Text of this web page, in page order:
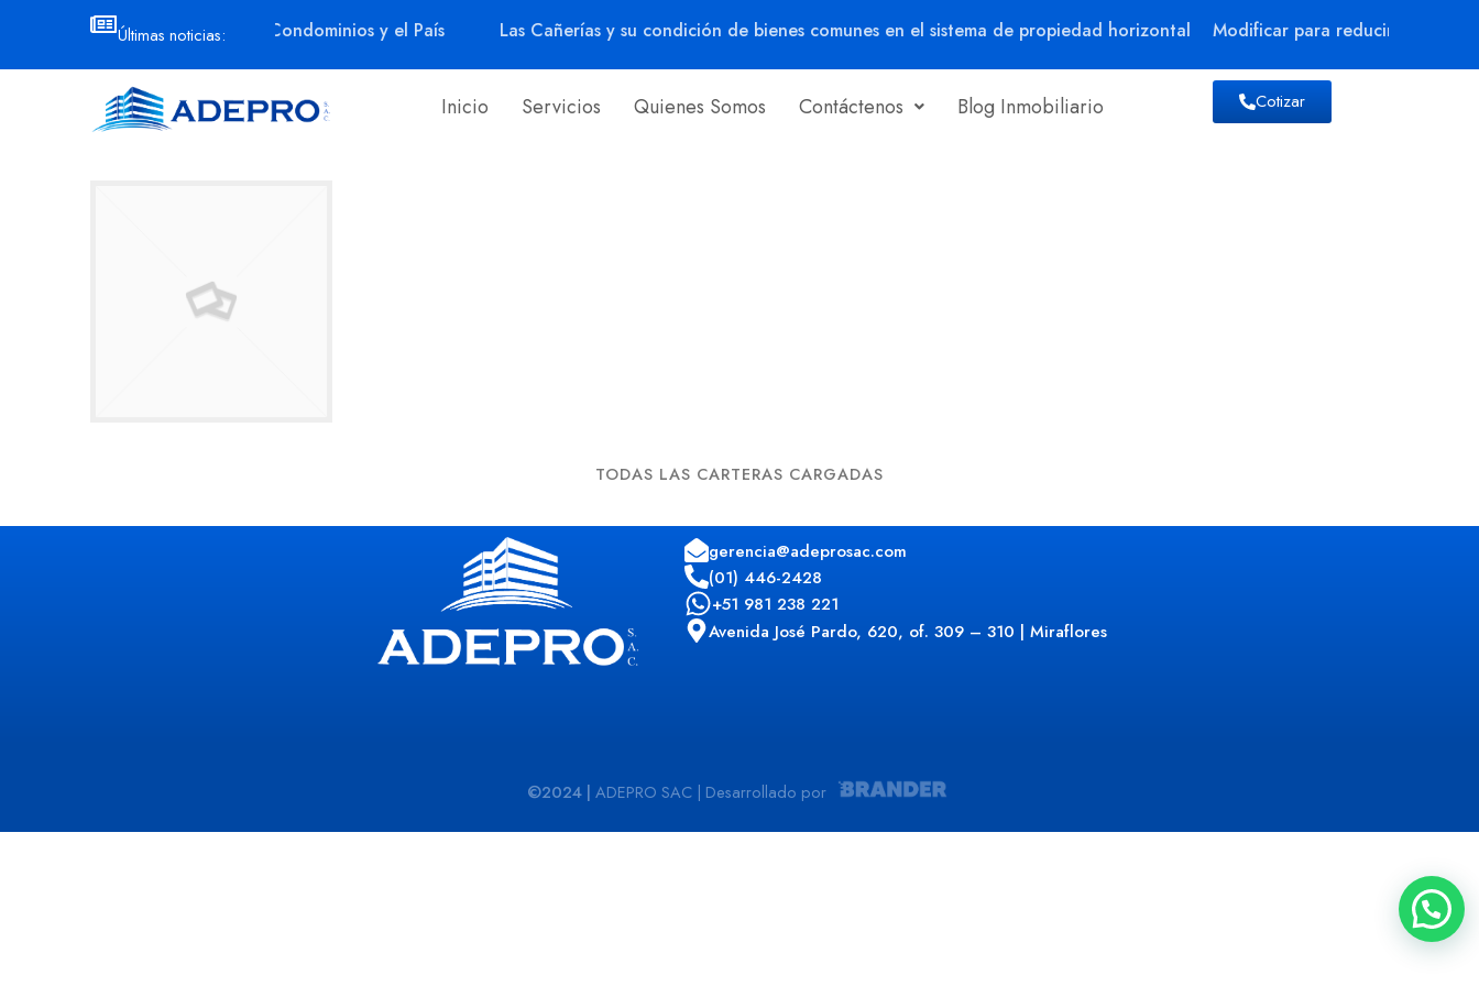
Últimas noticias:
gastos comunes Los Condominios y el País Las Cañerías y su condición de bienes comunes en el sistema de propiedad horizontal Modificar para reducir gastos
Inicio Servicios Quienes Somos Contáctenos Blog Inmobiliario Cotizar
TODAS LAS CARTERAS CARGADAS
gerencia@adeprosac.com
(01) 446-2428
+51 981 238 221
Avenida José Pardo, 620, of. 309 – 310 | Miraflores
©2024 | ADEPRO SAC | Desarrollado por